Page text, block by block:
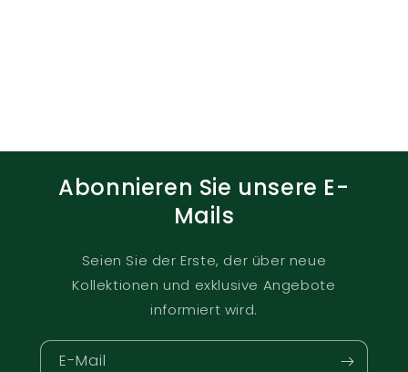
Abonnieren Sie unsere E-
Mails
Seien Sie der Erste, der über neue
Kollektionen und exklusive Angebote
informiert wird.
E-Mail